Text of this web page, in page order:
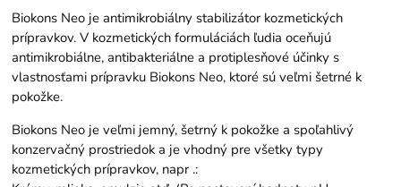
Biokons Neo je antimikrobiálny stabilizátor kozmetických
prípravkov. V kozmetických formuláciách ľudia oceňujú
antimikrobiálne, antibakteriálne a protiplesňové účinky s
vlastnosťami prípravku Biokons Neo, ktoré sú veľmi šetrné k
pokožke.
Biokons Neo je veľmi jemný, šetrný k pokožke a spoľahlivý
konzervačný prostriedok a je vhodný pre všetky typy
kozmetických prípravkov, napr .: